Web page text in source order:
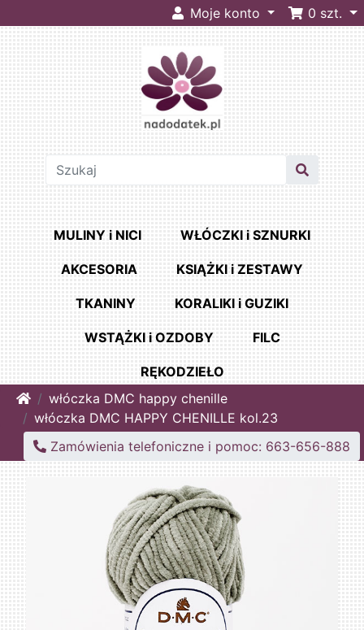
Moje konto 0 szt.
MULINY i NICI WŁÓCZKI i SZNURKI
AKCESORIA KSIĄŻKI i ZESTAWY
TKANINY KORALIKI i GUZIKI
WSTĄŻKI i OZDOBY FILC
RĘKODZIEŁO
Homewłóczka DMC happy chenille
włóczka DMC HAPPY CHENILLE kol.23
Zamówienia telefoniczne i pomoc: 663-656-888